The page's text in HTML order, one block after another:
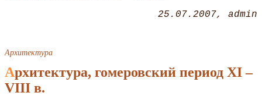
25.07.2007 admin
Архитектура
Архитeктура, гомеровский период XI –
VIII в.